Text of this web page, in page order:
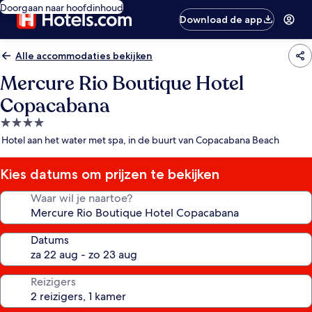
Doorgaan naar hoofdinhoud
Download de app
Alle accommodaties bekijken
Mercure Rio Boutique Hotel
Copacabana
4.0-
sterrenaccommodatie
Hotel aan het water met spa, in de buurt van Copacabana Beach
Kies datums om prijzen te bekijken
Waar wil je naartoe?
Datums
Reizigers